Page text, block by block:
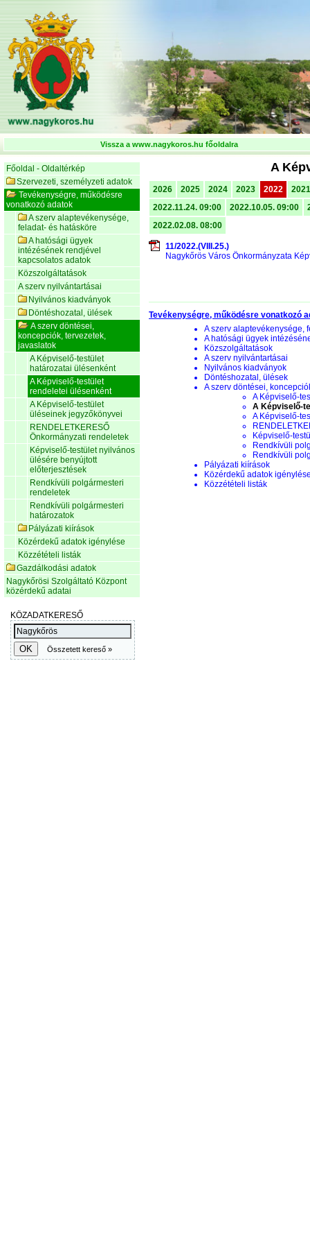
Vissza a www.nagykoros.hu főoldalra
Főoldal - Oldaltérkép
Szervezeti, személyzeti adatok
Tevékenységre, működésre
vonatkozó adatok
A szerv alaptevékenysége,
feladat- és hatásköre
A hatósági ügyek
intézésének rendjével
kapcsolatos adatok
Közszolgáltatások
A szerv nyilvántartásai
Nyilvános kiadványok
Döntéshozatal, ülések
A szerv döntései,
koncepciók, tervezetek,
javaslatok
A Képviselő-testület
határozatai ülésenként
A Képviselő-testület
rendeletei ülésenként
A Képviselő-testület
üléseinek jegyzőkönyvei
RENDELETKERESŐ
Önkormányzati rendeletek
Képviselő-testület nyilvános
ülésére benyújtott
előterjesztések
Rendkívüli polgármesteri
rendeletek
Rendkívüli polgármesteri
határozatok
Pályázati kiírások
Közérdekű adatok igénylése
Közzétételi listák
Gazdálkodási adatok
Nagykőrösi Szolgáltató Központ
közérdekű adatai
A
2026 2025 2024 2023 2022
2021
2022.11.24. 09:00
2022.10.05. 09:00
2022.02.08. 08:00
11/2022.(VIII.25.)
Nagykőrös Város Önkormányzata
Tevékenységre, működésre vonatkozó
A szerv alaptevékenysége,
A hatósági ügyek
Közszolgáltatások
A szerv nyilvántartásai
Nyilvános kiadványok
Döntéshozatal, ülések
A szerv döntései,
A Képviselő-
A Képviselő-
A Képviselő-
Képviselő-
Rendkívüli
Rendkívüli
Pályázati kiírások
Közérdekű adatok
Közzétételi listák